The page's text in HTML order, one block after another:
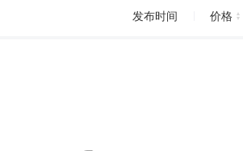
发布时间 价格